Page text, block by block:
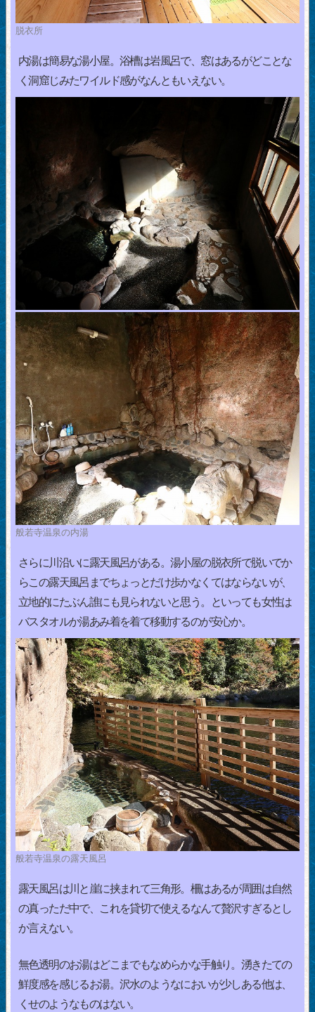
脱衣所
内湯は簡易な湯小屋。浴槽は岩風呂で、窓はあるがどことな
く洞窟じみたワイルド感がなんともいえない。
般若寺温泉の内湯
さらに川沿いに露天風呂がある。湯小屋の脱衣所で脱いでか
らこの露天風呂までちょっとだけ歩かなくてはならないが、
立地的にたぶん誰にも見られないと思う。といっても女性は
バスタオルか湯あみ着を着て移動するのが安心か。
般若寺温泉の露天風呂
露天風呂は川と崖に挟まれて三角形。柵はあるが周囲は自然
の真っただ中で、これを貸切で使えるなんて贅沢すぎるとし
か言えない。
無色透明のお湯はどこまでもなめらかな手触り。湧きたての
鮮度感を感じるお湯。沢水のようなにおいが少しある他は、
くせのようなものはない。